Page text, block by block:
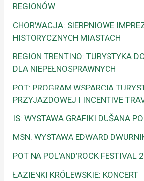
REGIONÓW
CHORWACJA: SIERPNIOWE
HISTORYCZNYCH MIASTACH
REGION TRENTINO: TURYSTYKA
DLA NIEPEŁNOSPRAWNYCH
POT: PROGRAM WSPARCIA
PRZYJAZDOWEJ I INCENTIVE
IS: WYSTAWA GRAFIKI DUŠANA
MSN: WYSTAWA EDWARD
POT NA POL’AND’ROCK FESTIVAL
ŁAZIENKI KRÓLEWSKIE: KONCERT